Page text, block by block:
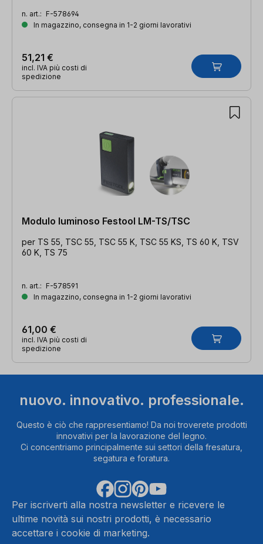
n. art.: F-578694
In magazzino, consegna in 1-2 giorni lavorativi
51,21 €
incl. IVA più costi di
spedizione
Modulo luminoso Festool LM-TS/TSC
per TS 55, TSC 55, TSC 55 K, TSC 55 KS, TS 60 K, TSV
60 K, TS 75
n. art.: F-578591
In magazzino, consegna in 1-2 giorni lavorativi
61,00 €
incl. IVA più costi di
spedizione
nuovo. innovativo. professionale.
Questo è ciò che rappresentiamo! Da noi troverete prodotti
innovativi per la lavorazione del legno.
Ci concentriamo principalmente sui settori della fresatura,
segatura e foratura.
Per iscriverti alla nostra newsletter e ricevere le
ultime novità sui nostri prodotti, è necessario
accettare i cookie di marketing.